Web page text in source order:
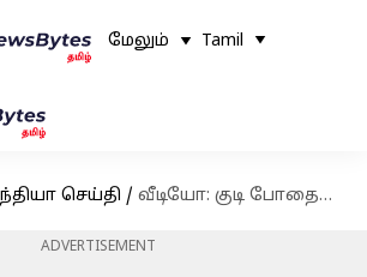
மேலும் Tamil
செய்தி / வீடியோ: குடி போதையில் காரை இடித்து 3 கிலோ மீட்டருக்கு இழுத்து சென்ற லாரி
ADVERTISEMENT